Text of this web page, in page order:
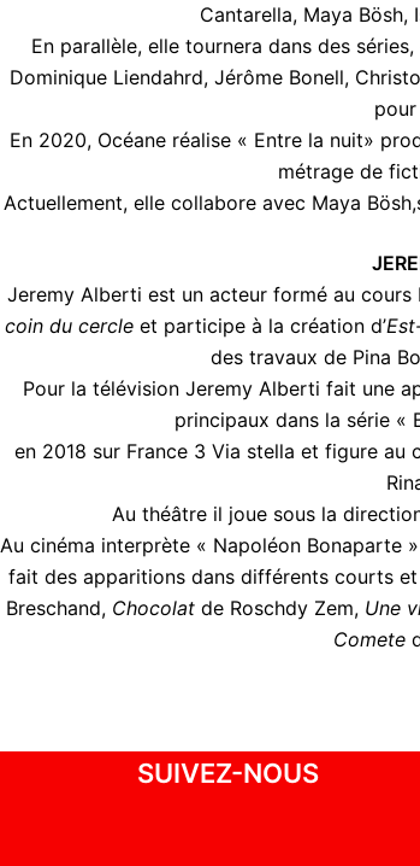
Cantarella, Maya Bösh,
En parallèle, elle tournera dans des
Dominique Liendahrd, Jérôme Bonell,
En 2020, Océane réalise « Entre la nuit»
métrage de
Actuellement, elle collabore avec Maya
Jeremy Alberti est un acteur formé au
coin du cercle et participe à la création d’
des travaux de Pina
Pour la télévision Jeremy Alberti fait une
principaux dans la série «
en 2018 sur France 3 Via stella et figure au
Au théâtre il joue sous la
Au cinéma interprète « Napoléon Bonaparte
fait des apparitions dans différents courts
Breschand, Chocolatde Roschdy Zem, Une
Comete
SUIVEZ-NOUS